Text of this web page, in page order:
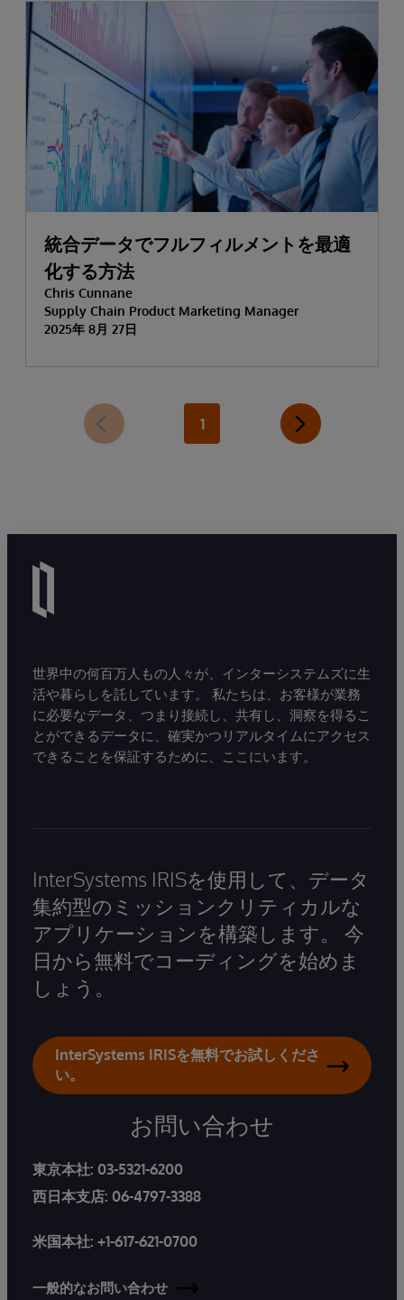
統合データでフルフィルメントを最適
化する方法
Chris Cunnane
Supply Chain Product Marketing Manager
2025年 8月 27日
1
世界中の何百万人もの人々が、インターシステムズに生
活や暮らしを託しています。 私たちは、お客様が業務
に必要なデータ、つまり接続し、共有し、洞察を得るこ
とができるデータに、確実かつリアルタイムにアクセス
できることを保証するために、ここにいます。
InterSystems IRISを使用して、データ
集約型のミッションクリティカルな
アプリケーションを構築します。 今
日から無料でコーディングを始めま
しょう。
InterSystems IRISを無料でお試しくださ
い。
お問い合わせ
東京本社: 03-5321-6200
西日本支店: 06-4797-3388
米国本社: +1-617-621-0700
一般的なお問い合わせ